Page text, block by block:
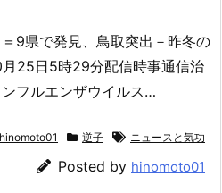
9県で発見、鳥取突出－昨冬の
25日5時29分配信時事通信治
フルエンザウイルス…
hinomoto01 逆子 ニュースと気功
Posted by hinomoto01